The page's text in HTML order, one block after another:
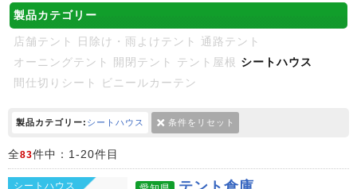
製品カテゴリー
店舗テント 日除け・雨よけテント
通路テント
オーニングテント
開閉テント テント屋根 シートハウス
間仕切りシート
ビニールカーテン
製品カテゴリー: シートハウス 条件をリセット
全83件中：1-20件目
シートハウス